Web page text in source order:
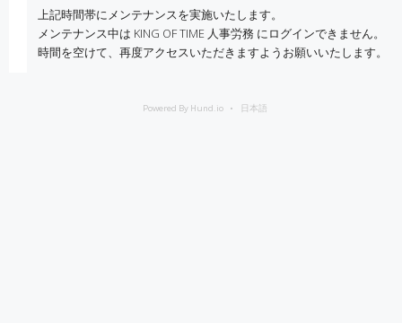
上記時間帯にメンテナンスを実施いたします。
メンテナンス中は KING OF TIME 人事労務 にログインできません。
時間を空けて、再度アクセスいただきますようお願いいたします。
Powered By Hund.io 日本語